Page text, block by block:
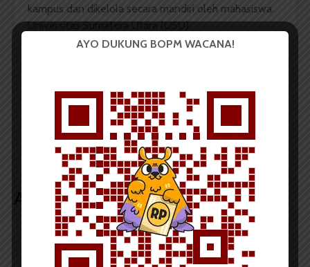
kampus dan dikelola secara mandiri oleh mahasiswa
Universitas Sumatera Utara (USU).
Sistem Jalur Satu Arah
Sumber dan Susuk
Belum Ditingkatkan
Dosen ITP : Masyarakat
Medan Harus Minum
Susu
Artikel terkait lain
BERITA KAMPUS
AYO DUKUNG BOPM WACANA!